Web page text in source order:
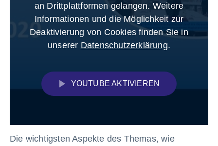
an Drittplattformen gelangen. Weitere
Informationen und die Möglichkeit zur
Deaktivierung von Cookies finden Sie in
unserer Datenschutzerklärung.
YOUTUBE AKTIVIEREN
Die wichtigsten Aspekte des Themas, wie